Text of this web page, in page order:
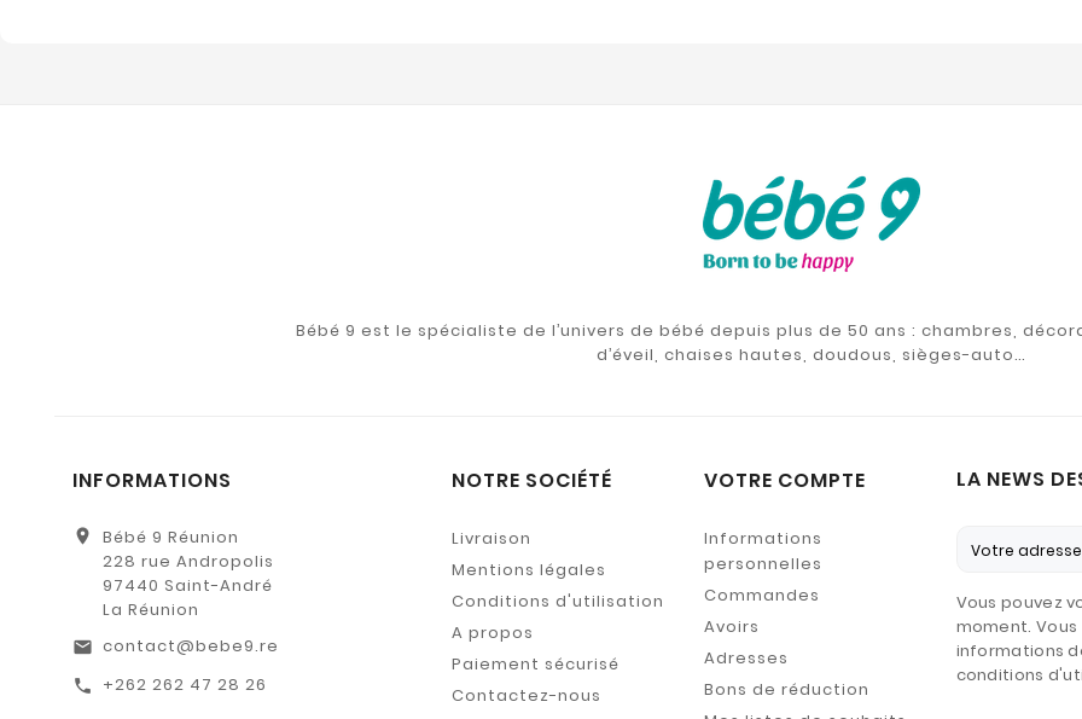
Bébé 9 est le spécialiste de l’univers de bébé depuis plus de 50 ans : chambres,
d’éveil, chaises hautes, doudous, sièges-auto…
INFORMATIONS
location_on
Bébé 9 Réunion
228 rue Andropolis
97440 Saint-André
La Réunion
email contact@bebe9.re
call +262 262 47 28 26
NOTRE SOCIÉTÉ
Livraison
Mentions légales
Conditions d'utilisation
A propos
Paiement sécurisé
Contactez-nous
VOTRE COMPTE
Informations
personnelles
Commandes
Avoirs
Adresses
Bons de réduction
LA NEWS
Vous pouvez
moment.
informations
conditions